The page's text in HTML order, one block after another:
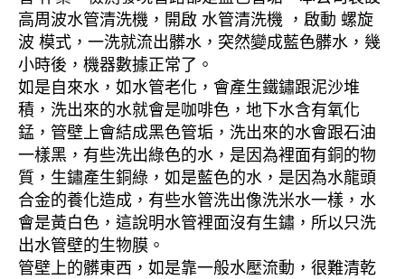
高周波水管清洗機，開啟 水管清洗機 ，啟動 螺旋
波 模式，一洗就流出髒水，突然變成藍色髒水，幾
小時後，機器數據正常了。
如是自來水，如水管老化，會產生鐵鏽跟泥沙堆
積，洗出來的水就會是咖啡色，地下水含有氧化
錳，管壁上會結成黑色管垢，洗出來的水會跟石油
一樣黑，有些洗出綠色的水，是因為裡面有銅的物
質，生鏽產生銅綠，如是藍色的水，是因為水龍頭
合金的養化造成，有些水管洗出像洗米水一樣，水
會是黃白色，這說明水管裡面沒有生鏽，所以只洗
出水管壁的生物膜。
管壁上的髒東西，如是靠一般水壓流動，很難清乾